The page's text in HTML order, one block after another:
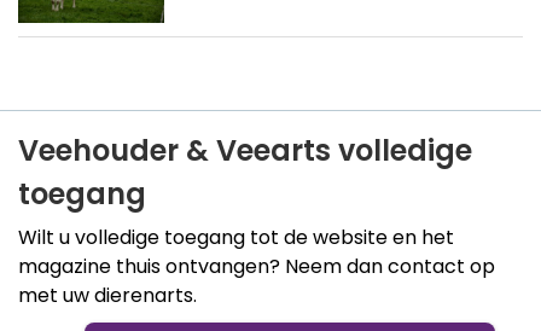
Veehouder & Veearts volledige
toegang
Wilt u volledige toegang tot de website en het
magazine thuis ontvangen? Neem dan contact op
met uw dierenarts.